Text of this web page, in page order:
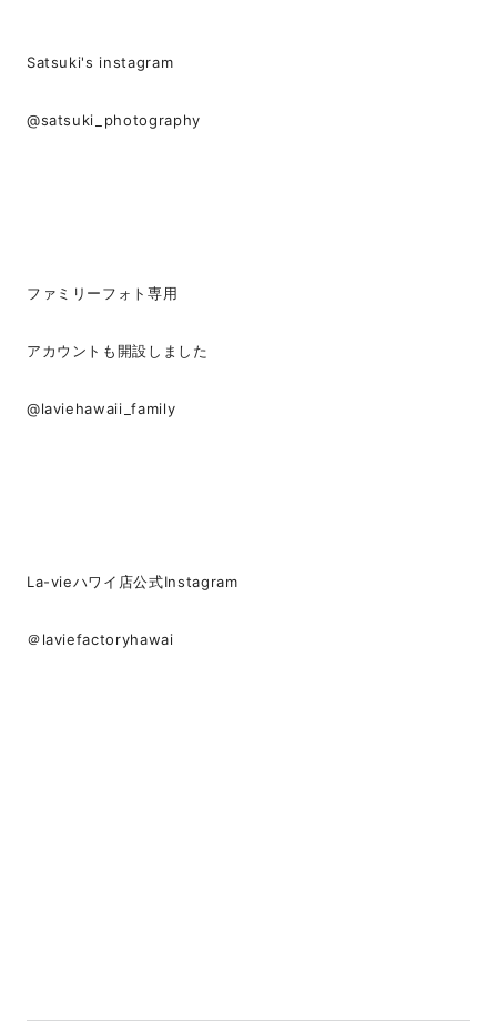
Satsuki's instagram
@satsuki_photography
ファミリーフォト専用
アカウントも開設しました
@laviehawaii_family
La-vieハワイ店公式Instagram
＠laviefactoryhawai